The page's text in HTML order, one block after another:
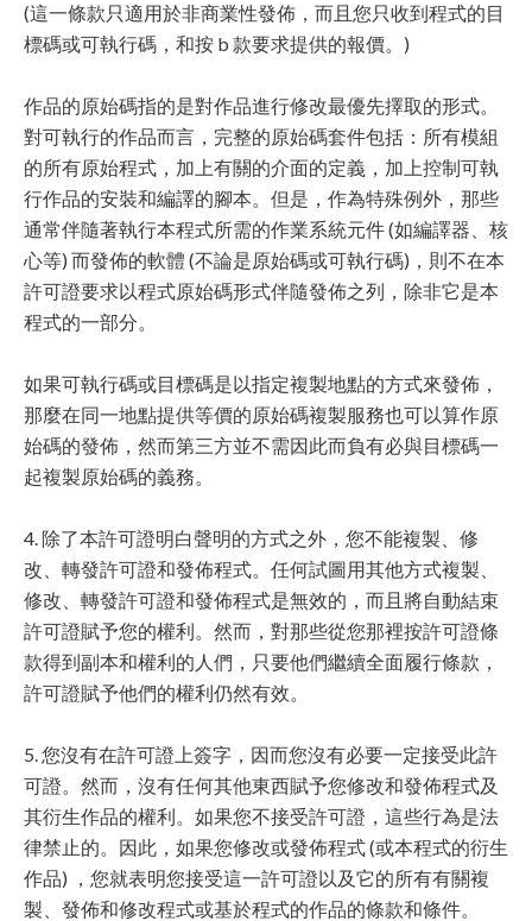
(這一條款只適用於非商業性發佈，而且您只收到程式的目
標碼或可執行碼，和按 b 款要求提供的報價。)
作品的原始碼指的是對作品進行修改最優先擇取的形式。
對可執行的作品而言，完整的原始碼套件包括：所有模組
的所有原始程式，加上有關的介面的定義，加上控制可執
行作品的安裝和編譯的腳本。但是，作為特殊例外，那些
通常伴隨著執行本程式所需的作業系統元件 (如編譯器、核
心等) 而發佈的軟體 (不論是原始碼或可執行碼)，則不在本
許可證要求以程式原始碼形式伴隨發佈之列，除非它是本
程式的一部分。
如果可執行碼或目標碼是以指定複製地點的方式來發佈，
那麼在同一地點提供等價的原始碼複製服務也可以算作原
始碼的發佈，然而第三方並不需因此而負有必與目標碼一
起複製原始碼的義務。
4. 除了本許可證明白聲明的方式之外，您不能複製、修
改、轉發許可證和發佈程式。任何試圖用其他方式複製、
修改、轉發許可證和發佈程式是無效的，而且將自動結束
許可證賦予您的權利。然而，對那些從您那裡按許可證條
款得到副本和權利的人們，只要他們繼續全面履行條款，
許可證賦予他們的權利仍然有效。
5. 您沒有在許可證上簽字，因而您沒有必要一定接受此許
可證。然而，沒有任何其他東西賦予您修改和發佈程式及
其衍生作品的權利。如果您不接受許可證，這些行為是法
律禁止的。因此，如果您修改或發佈程式 (或本程式的衍生
作品) ，您就表明您接受這一許可證以及它的所有有關複
製、發佈和修改程式或基於程式的作品的條款和條件。